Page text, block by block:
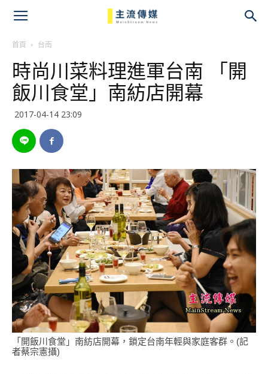
首頁 台南
時尚川菜料理進軍台南 「開
飯川食堂」南紡店開幕
2017-04-14 23:09
「開飯川食堂」南紡店開幕，鎖定台南年輕與家庭客群。(記
者蔡宗憲攝)